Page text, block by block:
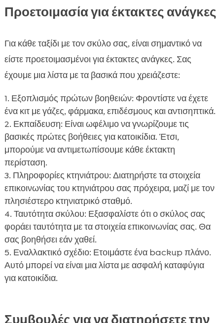
Προετοιμασία για έκτακτες ανάγκες
Για κάθε ταξίδι με τον σκύλο σας, είναι σημαντικό να
είστε προετοιμασμένοι για έκτακτες ανάγκες. Σας
έχουμε μια λίστα με τα βασικά που χρειάζεστε:
Εξοπλισμός πρώτων βοηθειών: Φροντίστε να έχετε
ένα κιτ με γάζες, φάρμακα, επιδέσμους και αντισηπτικά.
Εκπαίδευση: Είναι ωφέλιμο να γνωρίζουμε τις
βασικές πρώτες βοήθειες για κατοικίδια. Έτσι,
μπορούμε να αντιμετωπίσουμε κάθε έκτακτη
περίσταση.
Πληροφορίες κτηνιάτρου: Διατηρήστε τα στοιχεία
επικοινωνίας του κτηνιάτρου σας πρόχειρα, μαζί με τον
πλησιέστερο κτηνιατρικό σταθμό.
Ταυτότητα σκύλου: Εξασφαλίστε ότι ο σκύλος σας
φοράει ταυτότητα με τα στοιχεία επικοινωνίας σας. Θα
σας βοηθήσει εάν χαθεί.
Εναλλακτικό σχέδιο: Ετοιμάστε ένα backup πλάνο.
Αυτό μπορεί να είναι μια λίστα με ασφαλή καταφύγια
για κατοικίδια.
Συμβουλές για να διατηρήσετε την